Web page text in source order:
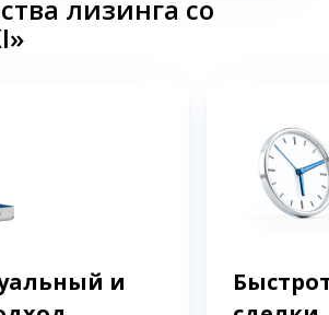
лизинга со
и